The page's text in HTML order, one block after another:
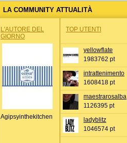
LA COMMUNITY ATTUALITÀ
L'AUTORE DEL
GIORNO
Agipsyinthekitchen
TOP UTENTI
yellowflate
1983762 pt
intrattenimento
1608418 pt
maestrarosalba
1126395 pt
ladyblitz
1046574 pt